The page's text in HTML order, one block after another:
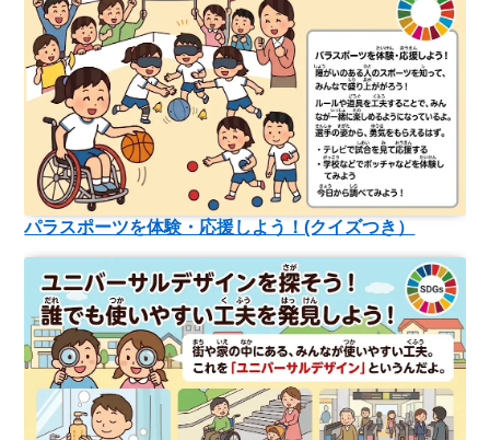
パラスポーツを体験・応援しよう！(クイズつき）